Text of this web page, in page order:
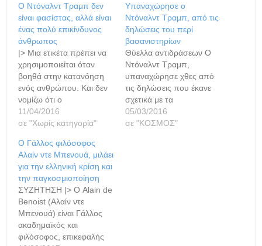
Ο Ντόναλντ Τραμπ δεν
είναι φασίστας, αλλά είναι
ένας πολύ επικίνδυνος
άνθρωπος
|> Μια ετικέτα πρέπει να
χρησιμοποιείται όταν
βοηθά στην κατανόηση
ενός ανθρώπου. Και δεν
νομίζω ότι ο
χαρακτηρισμός
«φασίστας» βοηθά να
Τραμπ. Ανάμεσα στο
φαινόμενο Τραμπ και τον
φασισμό υπάρχουν
ασφαλώς ομοιότητες στη
θεματολογία και το στιλ,
αλλά οι κοινωνικές και
πολιτικές δυναμικές είναι
πολύ διαφορετικές. Η…
11/04/2016
σε "Χωρίς κατηγορία"
Υπαναχώρησε ο
Ντόναλντ Τραμπ, από τις
δηλώσεις του περί
βασανιστηρίων
Θύελλα αντιδράσεων Ο
Ντόναλντ Τραμπ,
υπαναχώρησε χθες από
τις δηλώσεις που έκανε
σχετικά με τα
βασανιστήρια,
διαβεβαιώνοντας πως δεν
05/03/2016
σε "ΚΟΣΜΟΣ"
Ο Γάλλος φιλόσοφος
Αλαίν ντε Μπενουά, μιλάει
για την ελληνική κρίση και
την παγκοσμιοποίηση
ΣΥΖΗΤΗΣΗ |> Ο Alain de
Benoist (Αλαίν ντε
Μπενουά) είναι Γάλλος
ακαδημαϊκός και
φιλόσοφος, επικεφαλής